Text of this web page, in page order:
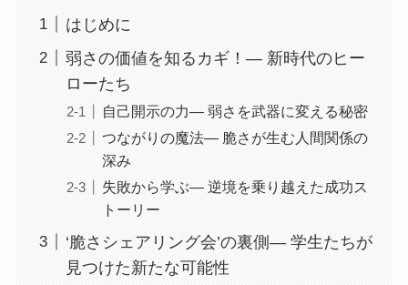
はじめに
弱さの価値を知るカギ！— 新時代のヒー
ローたち
自己開示の力— 弱さを武器に変える秘密
つながりの魔法— 脆さが生む人間関係の
深み
失敗から学ぶ— 逆境を乗り越えた成功ス
トーリー
‘脆さシェアリング会’の裏側— 学生たちが
見つけた新たな可能性